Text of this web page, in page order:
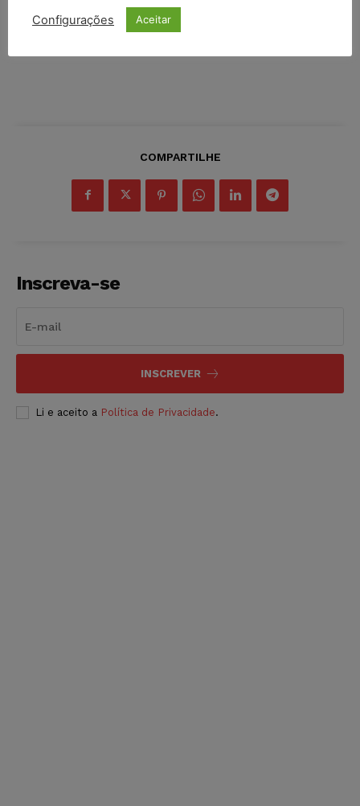
COMPARTILHE
Inscreva-se
INSCREVER
Li e aceito a Política de Privacidade.
Configurações Aceitar